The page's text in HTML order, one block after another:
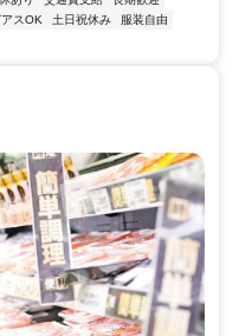
アスOK 土日祝休み
服装自由